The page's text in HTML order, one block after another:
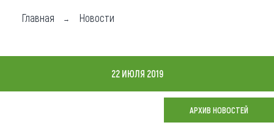
Чем заняться
Карта
Главная Новости
22 ИЮЛЯ 2019
АРХИВ НОВОСТЕЙ